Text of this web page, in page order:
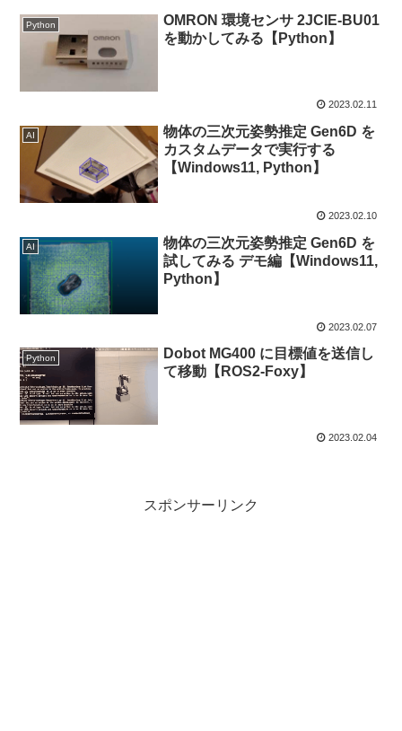
Python
OMRON 環境センサ 2JCIE-BU01
を動かしてみる【Python】
2023.02.11
AI
物体の三次元姿勢推定 Gen6D を
カスタムデータで実行する
【Windows11, Python】
2023.02.10
AI
物体の三次元姿勢推定 Gen6D を
試してみる デモ編【Windows11,
Python】
2023.02.07
Python
Dobot MG400 に目標値を送信し
て移動【ROS2-Foxy】
2023.02.04
スポンサーリンク